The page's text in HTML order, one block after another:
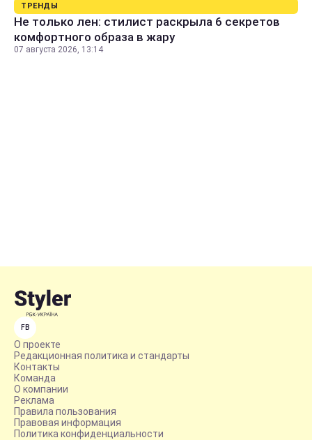
ТРЕНДЫ
Не только лен: стилист раскрыла 6 секретов
комфортного образа в жару
07 августа 2026, 13:14
FB
О проекте
Редакционная политика и стандарты
Контакты
Команда
О компании
Реклама
Правила пользования
Правовая информация
Политика конфиденциальности